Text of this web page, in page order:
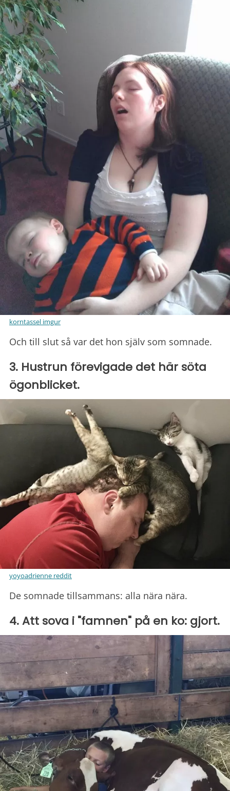
korntassel imgur
Och till slut så var det hon själv som somnade.
3. Hustrun förevigade det här söta
ögonblicket.
yoyoadrienne reddit
De somnade tillsammans: alla nära nära.
4. Att sova i "famnen" på en ko: gjort.